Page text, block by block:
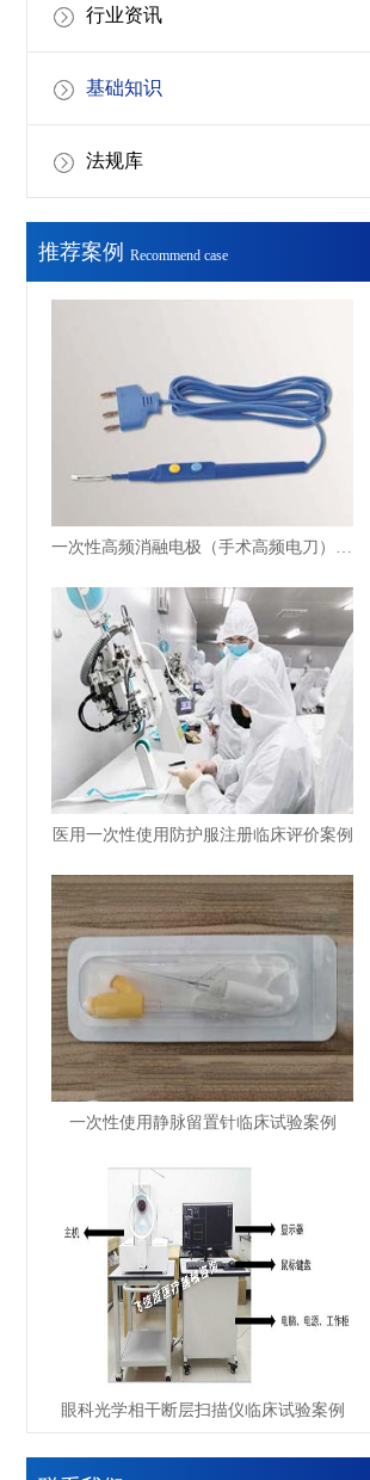
行业资讯
基础知识
法规库
推荐案例 Recommend case
一次性高频消融电极（手术高频电刀）注册体系辅导案例
医用一次性使用防护服注册临床评价案例
一次性使用静脉留置针临床试验案例
眼科光学相干断层扫描仪临床试验案例